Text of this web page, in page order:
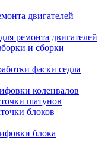
двигателей
ремонта двигателей
и сборки
фаски седла
коленвалов
шатунов
блоков
блока